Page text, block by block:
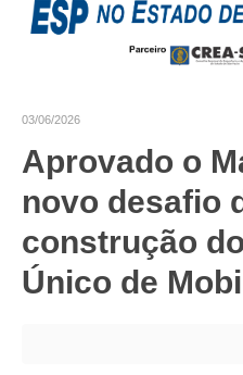
PALAVRA DO PRESIDENTE
SUBSEDES SINDICAIS
GALERIA EX-PRESIDENTES
ORGANOGRAMA
03/06/2026
Aprovado o
novo desafio
construção
Único de